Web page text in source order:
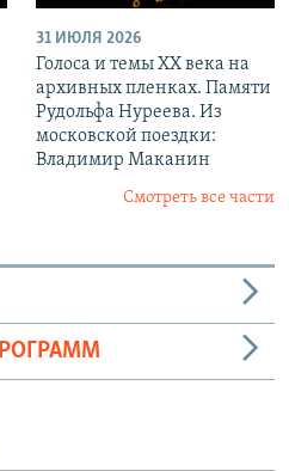
31 ИЮЛЯ 2026
Голоса и темы XX века на
архивных пленках. Памяти
Рудольфа Нуреева. Из
московской поездки:
Владимир Маканин
Смотреть все части